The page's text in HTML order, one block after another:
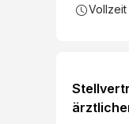
Vollzeit